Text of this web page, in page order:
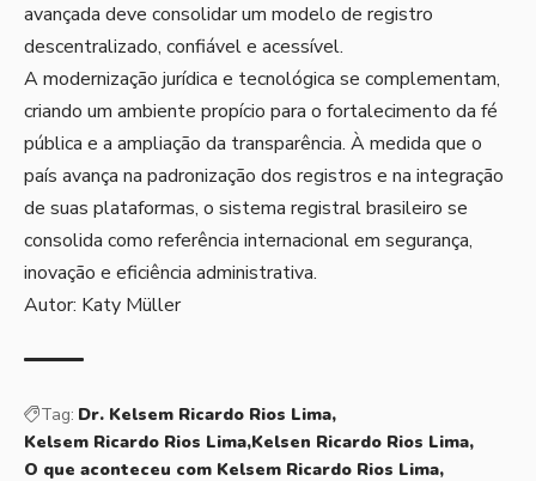
avançada deve consolidar um modelo de registro
descentralizado, confiável e acessível.
A modernização jurídica e tecnológica se complementam,
criando um ambiente propício para o fortalecimento da fé
pública e a ampliação da transparência. À medida que o
país avança na padronização dos registros e na integração
de suas plataformas, o sistema registral brasileiro se
consolida como referência internacional em segurança,
inovação e eficiência administrativa.
Autor: Katy Müller
Tag: Dr. Kelsem Ricardo Rios Lima
Kelsem Ricardo Rios Lima Kelsen Ricardo Rios Lima
O que aconteceu com Kelsem Ricardo Rios Lima